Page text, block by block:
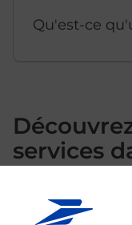
Qu'est-ce
services